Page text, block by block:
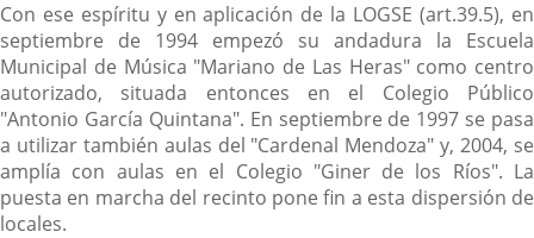
Con ese espíritu y en aplicación de la LOGSE (art.39.5), en
septiembre de 1994 empezó su andadura la Escuela
Municipal de Música "Mariano de Las Heras" como centro
autorizado, situada entonces en el Colegio Público
"Antonio García Quintana". En septiembre de 1997 se pasa
a utilizar también aulas del "Cardenal Mendoza" y, 2004, se
amplía con aulas en el Colegio "Giner de los Ríos". La
puesta en marcha del recinto pone fin a esta dispersión de
locales.